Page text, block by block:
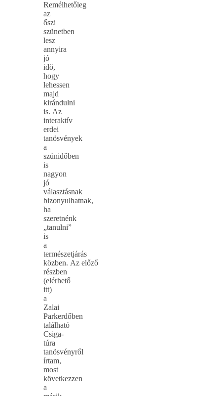
Remélhetőleg
az
őszi
szünetben
lesz
annyira
jó
idő,
hogy
lehessen
majd
kirándulni
is. Az
interaktív
erdei
tanösvények
a
szünidőben
is
nagyon
jó
választásnak
bizonyulhatnak,
ha
szeretnénk
„tanulni”
is
a
természetjárás
közben. Az előző
részben
(elérhető
itt)
a
Zalai
Parkerdőben
található
Csiga-
túra
tanösvényről
írtam,
most
következzen
a